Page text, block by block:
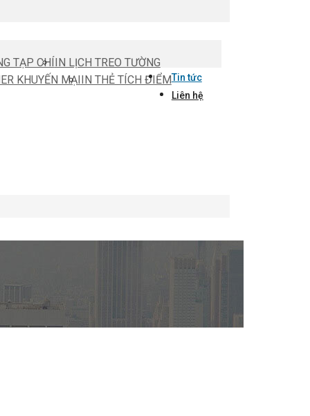
TẠP CHÍIN LỊCH TREO TƯỜNG
KHUYẾN MẠIIN THẺ TÍCH ĐIỂMTin tức
Liên hệ